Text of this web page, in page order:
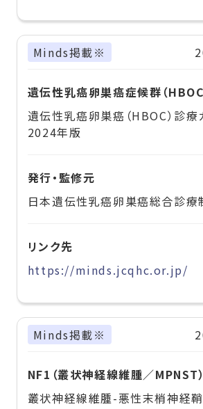
Minds掲載※
遺伝性乳癌卵巣癌症候群（HBOC
遺伝性乳癌卵巣癌（HBOC）診療
2024年版
発行・監修元
日本遺伝性乳癌卵巣癌総合診療
リンク先
https://minds.jcqhc.or.jp/
Minds掲載※
NF1（叢状神経線維腫／MPNST）
叢状神経線維腫-悪性末梢神経